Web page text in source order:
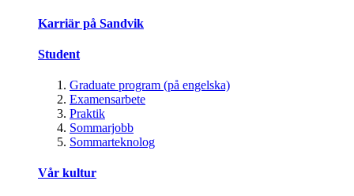
Karriär på Sandvik
Student
Graduate program (på engelska)
Examensarbete
Praktik
Sommarjobb
Sommarteknolog
Vår kultur